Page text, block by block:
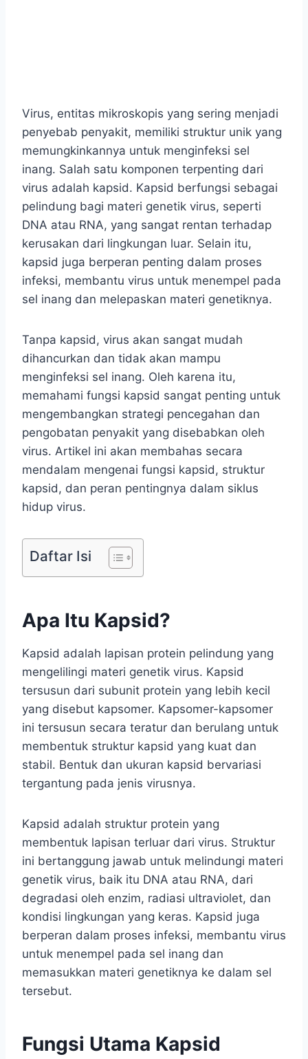
Virus, entitas mikroskopis yang sering menjadi
penyebab penyakit, memiliki struktur unik yang
memungkinkannya untuk menginfeksi sel
inang. Salah satu komponen terpenting dari
virus adalah kapsid. Kapsid berfungsi sebagai
pelindung bagi materi genetik virus, seperti
DNA atau RNA, yang sangat rentan terhadap
kerusakan dari lingkungan luar. Selain itu,
kapsid juga berperan penting dalam proses
infeksi, membantu virus untuk menempel pada
sel inang dan melepaskan materi genetiknya.
Tanpa kapsid, virus akan sangat mudah
dihancurkan dan tidak akan mampu
menginfeksi sel inang. Oleh karena itu,
memahami fungsi kapsid sangat penting untuk
mengembangkan strategi pencegahan dan
pengobatan penyakit yang disebabkan oleh
virus. Artikel ini akan membahas secara
mendalam mengenai fungsi kapsid, struktur
kapsid, dan peran pentingnya dalam siklus
hidup virus.
Daftar Isi
Apa Itu Kapsid?
Kapsid adalah lapisan protein pelindung yang
mengelilingi materi genetik virus. Kapsid
tersusun dari subunit protein yang lebih kecil
yang disebut kapsomer. Kapsomer-kapsomer
ini tersusun secara teratur dan berulang untuk
membentuk struktur kapsid yang kuat dan
stabil. Bentuk dan ukuran kapsid bervariasi
tergantung pada jenis virusnya.
Kapsid adalah struktur protein yang
membentuk lapisan terluar dari virus. Struktur
ini bertanggung jawab untuk melindungi materi
genetik virus, baik itu DNA atau RNA, dari
degradasi oleh enzim, radiasi ultraviolet, dan
kondisi lingkungan yang keras. Kapsid juga
berperan dalam proses infeksi, membantu virus
untuk menempel pada sel inang dan
memasukkan materi genetiknya ke dalam sel
tersebut.
Fungsi Utama Kapsid